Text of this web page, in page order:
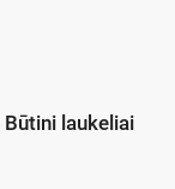
Būtini laukeliai